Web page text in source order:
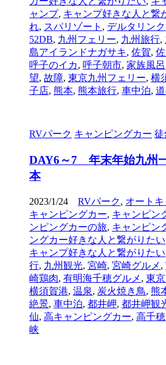
ャンプ, キャンプ好きな人と繋
れ, スパリゾート , デルタリンク
52DB, 九州フェリー, 九州旅行,
島アイランドナガサキ, 佐賀,
呼子のイカ, 呼子朝市, 家族風呂
望, 故障, 東京九州フェリー, 横
子店, 熊本, 熊本旅行, 車中泊,
RVパーク キャンピングカー 徒
DAY6～7 年末年始九州
本
2023/1/24 RVパーク, オート
キャンピングカー, キャンピン
ンピングカーの旅, キャンピン
ングカー好きな人と繋がりたい
キャンプ好きな人と繋がりたい
行, 九州観光, 宮崎, 宮崎グルメ ,
崎鶏肉, 有明海千穂グルメ , 東
横須賀港, 温泉, 炭火焼き鳥, 熊
絶景, 車中泊, 都井岬, 都井岬観
仙, 高キャンピングカー, 高千穂
峡